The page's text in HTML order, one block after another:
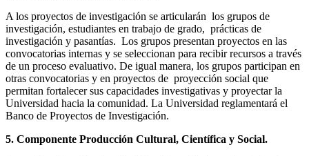
A los proyectos de investigación se articularán los grupos de
investigación, estudiantes en trabajo de grado, prácticas de
investigación y pasantías. Los grupos presentan proyectos en las
convocatorias internas y se seleccionan para recibir recursos a través
de un proceso evaluativo. De igual manera, los grupos participan en
otras convocatorias y en proyectos de proyección social que
permitan fortalecer sus capacidades investigativas y proyectar la
Universidad hacia la comunidad. La Universidad reglamentará el
Banco de Proyectos de Investigación.
5. Componente Producción Cultural, Científica y Social.